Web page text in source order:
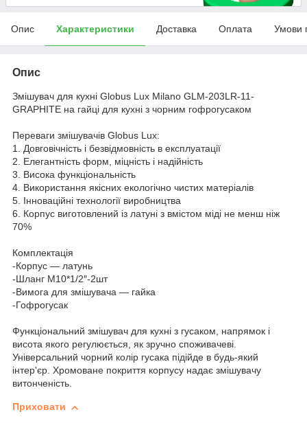
Опис Характеристики Доставка Оплата Умови
Опис
Змішувач для кухні Globus Lux Milano GLM-203LR-11-
GRAPHITE на гайці для кухні з чорним гофрогусаком
Переваги змішувачів Globus Lux:
1. Довговічність і безвідмовність в експлуатації
2. Елегантність форм, міцність і надійність
3. Висока функціональність
4. Використання якісних екологічно чистих матеріалів
5. Інноваційні технології виробництва
6. Корпус виготовлений із латуні з вмістом міді не менш ніж
70%
Комплектація
-Корпус — латунь
-Шланг М10*1/2″-2шт
-Вимога для змішувача — гайка
-Гофрогусак
Функціональний змішувач для кухні з гусаком, напрямок і
висота якого регулюється, як зручно споживачеві.
Універсальний чорний колір гусака підійде в будь-який
інтер'єр. Хромоване покриття корпусу надає змішувачу
витонченість.
Приховати